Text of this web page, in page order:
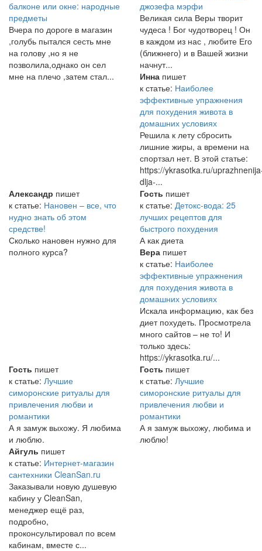
балконе или окне: народные
предметы
Вчера по дороге в магазин
,голубь пытался сесть мне
на голову ,но я не
позволила,однако он сел
мне на плечо ,затем стал...
джозефа мэрфи
Великая сила Веры творит
чудеса ! Бог чудотворец ! Он
в каждом из нас , любите Его
(ближнего) и в Вашей жизни
начнут...
Инна пишет
к статье: Наиболее
эффективные упражнения
для похудения живота в
домашних условиях
Решила к лету сбросить
лишние жиры, а времени на
спортзал нет. В этой статье:
https://ykrasotka.ru/
dlja-...
Александр пишет
к статье: Нановен – все, что
нудно знать об этом
средстве!
Сколько нановен нужно для
полного курса?
Гость пишет
к статье: Детокс-вода: 25
лучших рецептов для
быстрого похудения
А как диета
Вера пишет
к статье: Наиболее
эффективные упражнения
для похудения живота в
домашних условиях
Искала информацию, как без
диет похудеть. Просмотрела
много сайтов – не то! И
только здесь:
https://ykrasotka.ru/...
Гость пишет
к статье: Лучшие
симоронские ритуалы для
привлечения любви и
романтики
А я замуж выхожу. Я любима
и люблю.
Гость пишет
к статье: Лучшие
симоронские ритуалы для
привлечения любви и
романтики
А я замуж выхожу, любима и
люблю!
Айгуль пишет
к статье: Интернет-магазин
сантехники CleanSan.ru
Заказывали новую душевую
кабину у CleanSan,
менеджер ещё раз,
подробно,
проконсультировал по всем
кабинам, вместе с...